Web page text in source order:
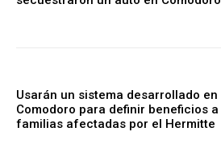
Usarán un sistema desarrollado en
Comodoro para definir beneficios a
familias afectadas por el Hermitte